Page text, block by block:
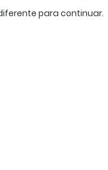
para continuar.